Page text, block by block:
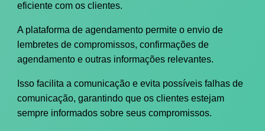
eficiente com os clientes.
A plataforma de agendamento permite o envio de
lembretes de compromissos, confirmações de
agendamento e outras informações relevantes.
Isso facilita a comunicação e evita possíveis falhas de
comunicação, garantindo que os clientes estejam
sempre informados sobre seus compromissos.